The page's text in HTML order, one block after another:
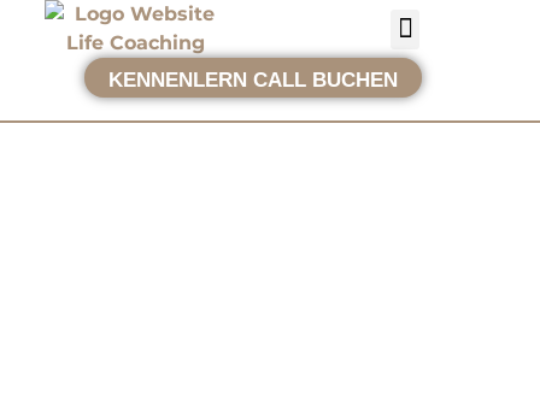
KENNENLERN CALL BUCHEN